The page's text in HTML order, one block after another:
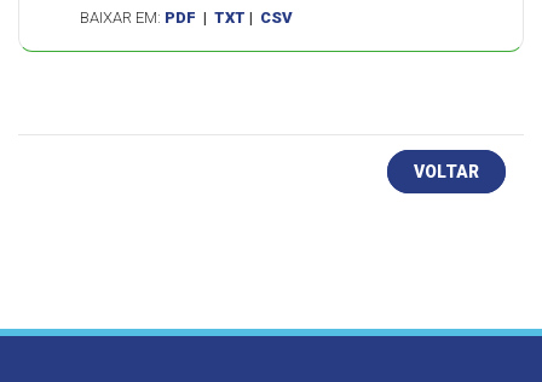
BAIXAR EM: PDF | TXT | CSV
VOLTAR